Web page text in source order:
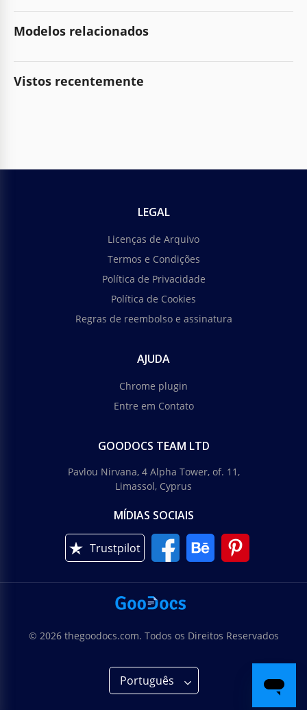
Modelos relacionados
Vistos recentemente
LEGAL
Licenças de Arquivo
Termos e Condições
Política de Privacidade
Política de Cookies
Regras de reembolso e assinatura
AJUDA
Chrome plugin
Entre em Contato
GOODOCS TEAM LTD
Pavlou Nirvana, 4 Alpha Tower, of. 11,
Limassol, Cyprus
MÍDIAS SOCIAIS
Trustpilot
© 2026 thegoodocs.com. Todos os Direitos Reservados
Português